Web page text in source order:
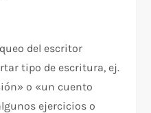
del escritor
tipo de escritura, ej.
o «un cuento
ejercicios o